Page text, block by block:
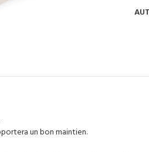
un bon maintien.